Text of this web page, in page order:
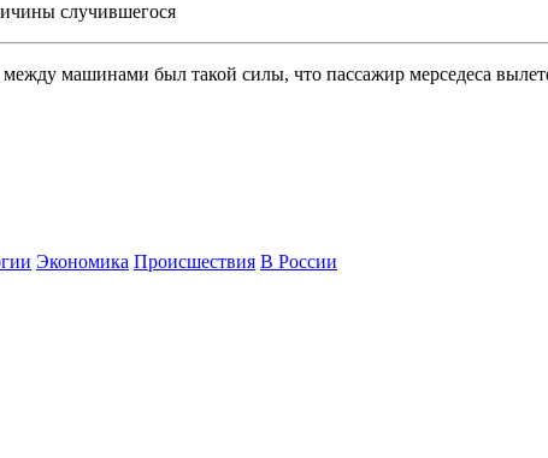
случившегося
машинами был такой силы, что пассажир мерседеса
Экономика Происшествия В России